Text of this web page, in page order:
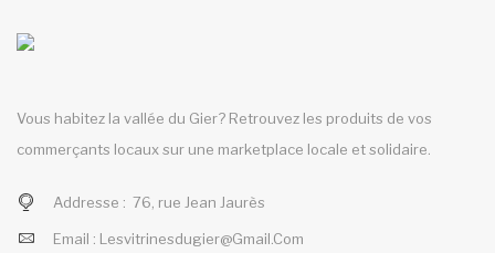
Vous habitez la vallée du Gier? Retrouvez les produits de vos
commerçants locaux sur une marketplace locale et solidaire.
Addresse : 76, rue Jean Jaurès
Email : Lesvitrinesdugier@gmail.com